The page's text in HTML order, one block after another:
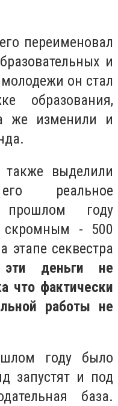
переименовал
и
он стал
образования,
же изменили и
выделили
реальное
году
скромным - 500
этапе секвестра
деньги не
что фактически
работы не
году было
запустят и под
база.